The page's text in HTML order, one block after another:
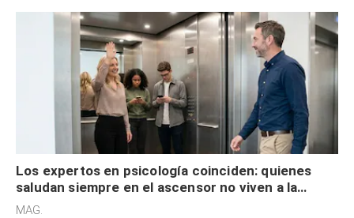
Los expertos en psicología coinciden: quienes
saludan siempre en el ascensor no viven a la
defensiva y tienen apertura social
MAG.